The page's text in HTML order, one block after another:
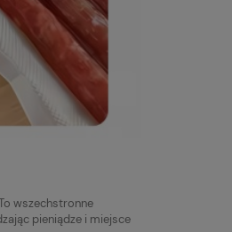
wszechstronne
pieniądze i miejsce